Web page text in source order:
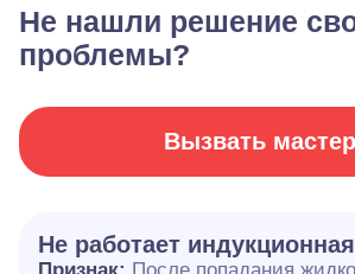
Не нашли решение
проблемы?
Вызвать
Не работает